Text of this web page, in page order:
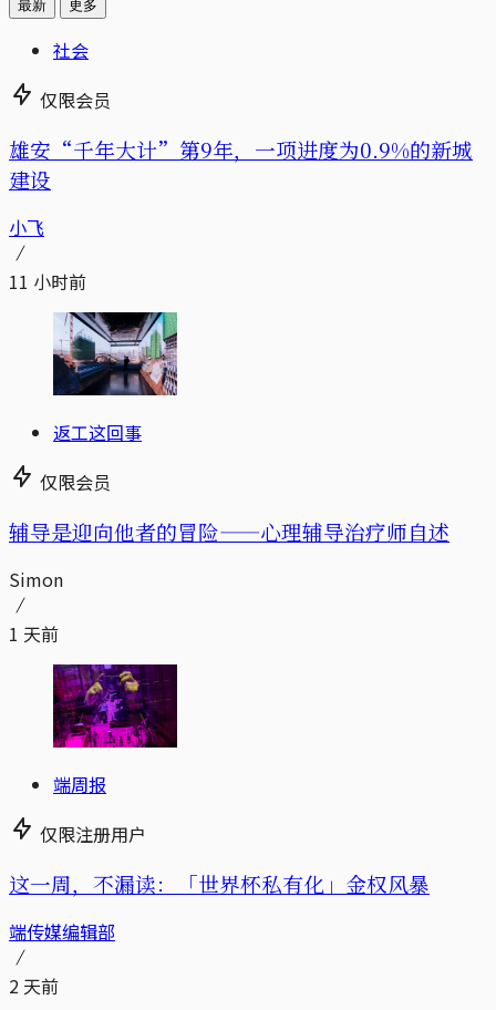
最新 更多
社会
仅限会员
雄安“千年大计”第9年，一项进度为0.9%的新城
建设
小飞
11 小时前
返工这回事
仅限会员
辅导是迎向他者的冒险——心理辅导治疗师自述
Simon
1 天前
端周报
仅限注册用户
这一周，不漏读：「世界杯私有化」金权风暴
端传媒编辑部
2 天前